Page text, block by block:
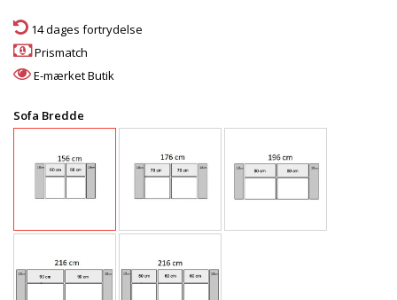
14 dages fortrydelse
Prismatch
E-mærket Butik
Sofa Bredde